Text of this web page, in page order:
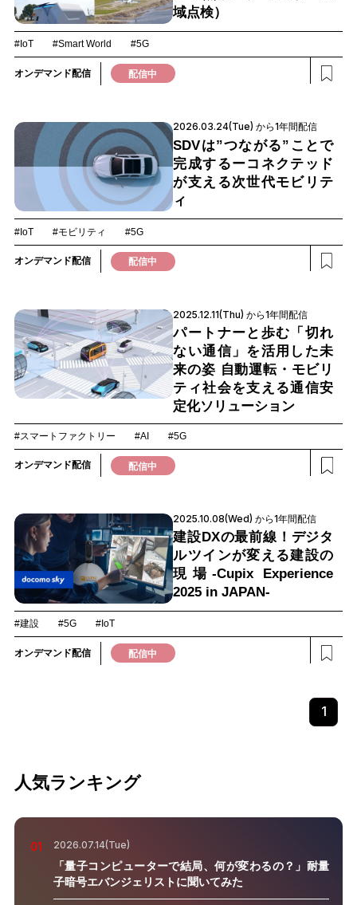
域点検）
#IoT #Smart World #5G
オンデマンド配信 配信中
2026.03.24(Tue) から1年間配信
SDVは”つながる”ことで
完成するーコネクテッド
が支える次世代モビリテ
ィ
#IoT #モビリティ #5G
オンデマンド配信 配信中
2025.12.11(Thu) から1年間配信
パートナーと歩む「切れ
ない通信」を活用した未
来の姿 自動運転・モビリ
ティ社会を支える通信安
定化ソリューション
#スマートファクトリー #AI #5G
オンデマンド配信 配信中
2025.10.08(Wed) から1年間配信
建設DXの最前線！デジタ
ルツインが変える建設の
現場-Cupix Experience
2025 in JAPAN-
#建設 #5G #IoT
オンデマンド配信 配信中
1
人気ランキング
01 2026.07.14(Tue)
「量子コンピューターで結局、何が変わるの？」耐量
子暗号エバンジェリストに聞いてみた